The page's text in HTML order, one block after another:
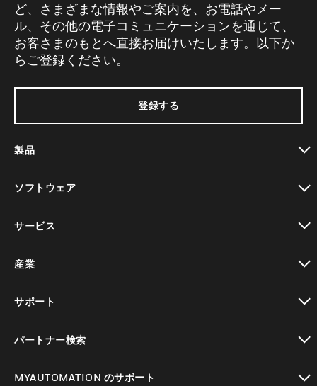
ど、さまざまな情報やご案内を、お電話やメー
ル、その他の電子コミュニケーションを通じて、
お客さまのもとへ直接お届けいたします。以下か
らご登録ください。
登録する
製品
ソフトウェア
サービス
産業
サポート
パートナー検索
MYAUTOMATION のサポート